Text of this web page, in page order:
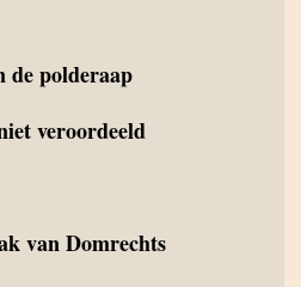
polderaap
veroordeeld
van Domrechts